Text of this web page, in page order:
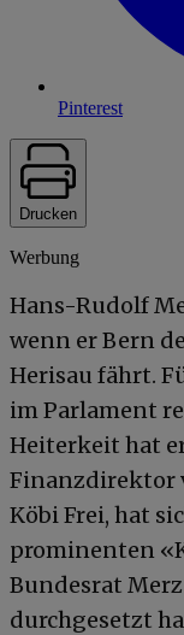
Pinterest
Drucken
Werbung
Hans-Rudolf
wenn er Bern
Herisau fährt.
im Parlament
Heiterkeit hat
Finanzdirektor
Köbi Frei, hat
prominenten
Bundesrat
durchgesetzt